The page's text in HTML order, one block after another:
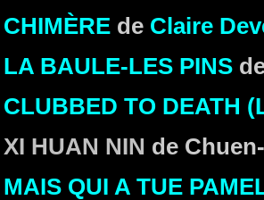
CHIMÈRE de Claire
LA BAULE-LES PINS
CLUBBED TO DEATH
HUAN NIN de
MAIS QUI A TUE